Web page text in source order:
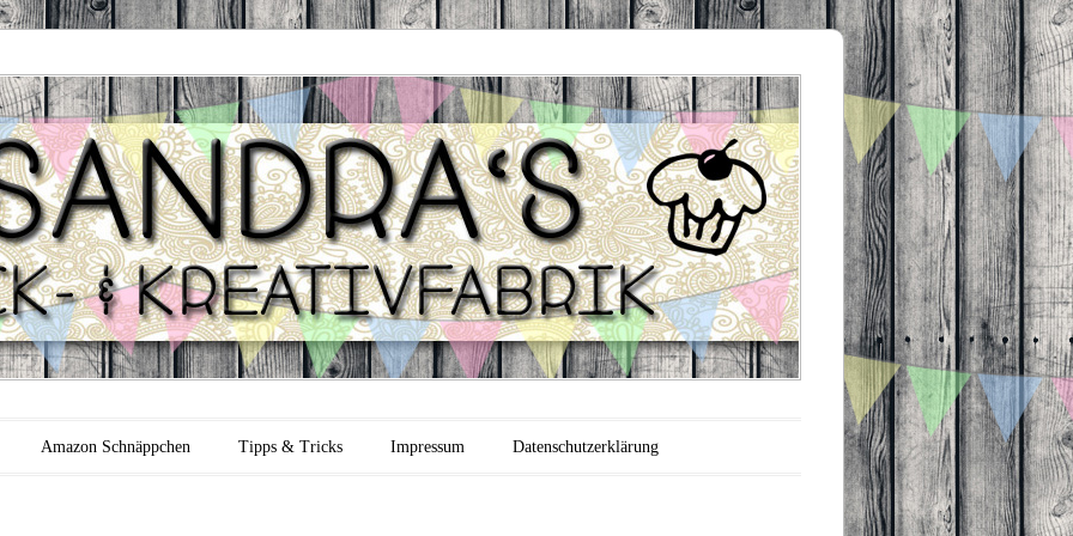
Backfabrik
Amazon Schnäppchen Tipps & Tricks Impressum Datenschutzerklärung